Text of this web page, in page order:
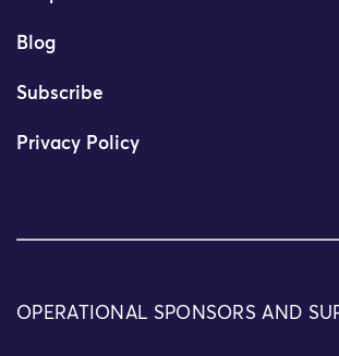
Blog
Subscribe
Privacy Policy
OPERATIONAL SPONSORS AND